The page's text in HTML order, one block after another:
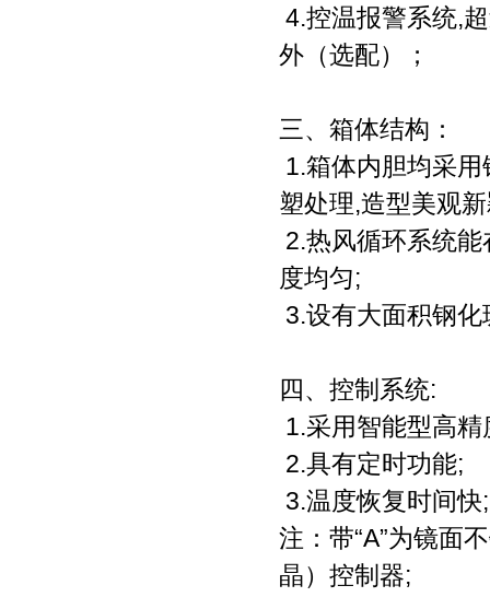
4.控温报警系统,
外（选配）；
三、箱体结构：
1.箱体内胆均采
塑处理,造型美观
2.热风循环系统
度均匀;
3.设有大面积钢
四、控制系统:
1.采用智能型高
2.具有定时功能;
3.温度恢复时间快;
注：带“A”为镜面
晶）控制器;